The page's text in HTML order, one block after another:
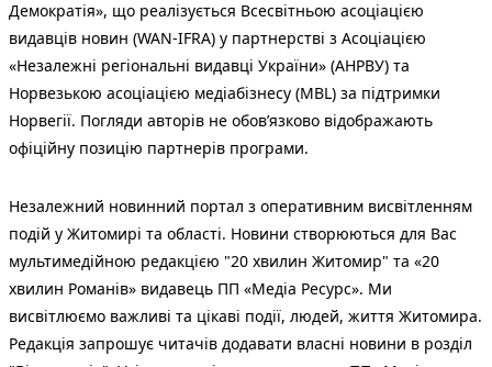
Демократія», що реалізується Всесвітньою асоціацією
видавців новин (WAN-IFRA) у партнерстві з Асоціацією
«Незалежні регіональні видавці України» (АНРВУ) та
Норвезькою асоціацією медіабізнесу (MBL) за підтримки
Норвегії. Погляди авторів не обов’язково відображають
офіційну позицію партнерів програми.
Незалежний новинний портал з оперативним висвітленням
подій у Житомирі та області. Новини створюються для Вас
мультимедійною редакцією "20 хвилин Житомир" та «20
хвилин Романів» видавець ПП «Медіа Ресурс». Ми
висвітлюємо важливі та цікаві події, людей, життя Житомира.
Редакція запрошує читачів додавати власні новини в розділ